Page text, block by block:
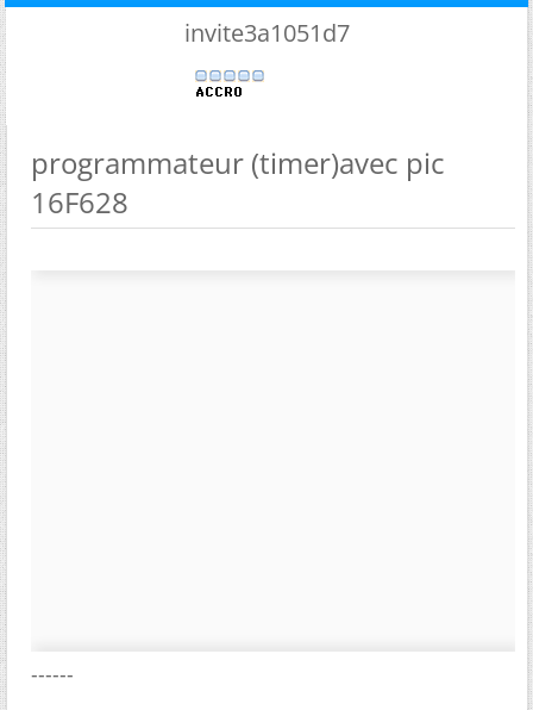
invite3a1051d7
programmateur (timer)avec pic
16F628
------